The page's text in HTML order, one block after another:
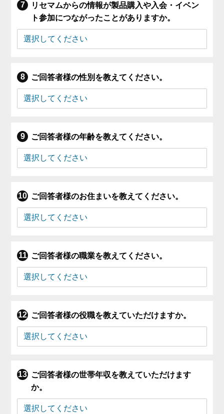
リセマムからの情報が製品購入や入会・イベン
ト参加につながったことがありますか。
ご回答者様の性別を教えてください。
ご回答者様の年齢を教えてください。
ご回答者様のお住まいを教えてください。
ご回答者様の職業を教えてください。
ご回答者様の役職を教えていただけますか。
ご回答者様の世帯年収を教えていただけます
か。